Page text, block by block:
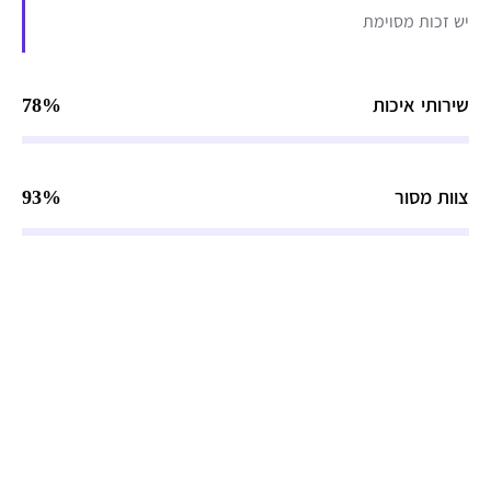
יש זכות מסוימת
שירותי איכות 78%
צוות מסור 93%